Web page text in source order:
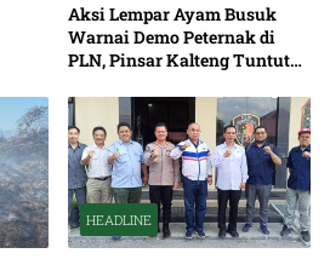
Aksi Lempar Ayam Busuk
Warnai Demo Peternak di
PLN, Pinsar Kalteng Tuntut
HEADLINE